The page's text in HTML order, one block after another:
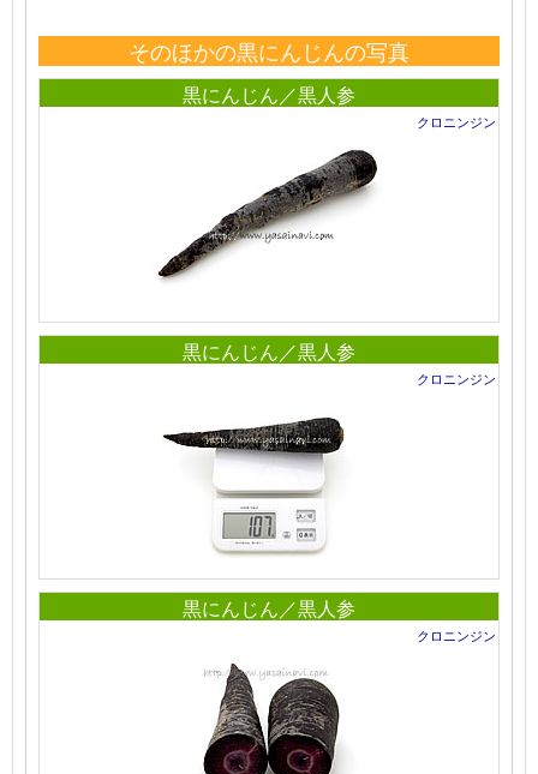
そのほかの黒にんじんの写真
黒にんじん／黒人参
クロニンジン
黒にんじん／黒人参
クロニンジン
黒にんじん／黒人参
クロニンジン